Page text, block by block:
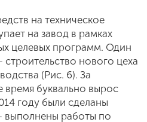
на техническое
на завод в рамках
целевых программ. Один
строительство нового цеха
(Рис. 6). За
время буквально вырос
году были сделаны
работы по